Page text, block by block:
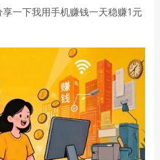
一下我用手机赚钱一天稳赚1元